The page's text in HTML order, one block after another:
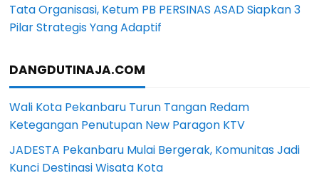
Tata Organisasi, Ketum PB PERSINAS ASAD Siapkan 3
Pilar Strategis Yang Adaptif
DANGDUTINAJA.COM
Wali Kota Pekanbaru Turun Tangan Redam
Ketegangan Penutupan New Paragon KTV
JADESTA Pekanbaru Mulai Bergerak, Komunitas Jadi
Kunci Destinasi Wisata Kota